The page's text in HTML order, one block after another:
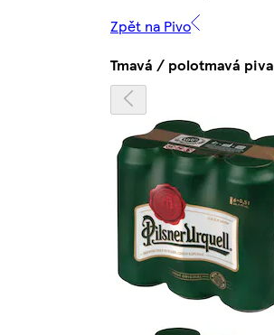
Zpět na Pivo
Tmavá / polotmavá piva